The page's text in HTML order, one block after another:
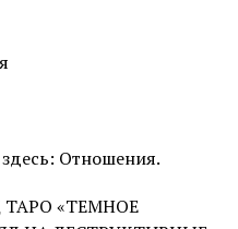
Отношения.
ТАРО «ТЕМНОЕ